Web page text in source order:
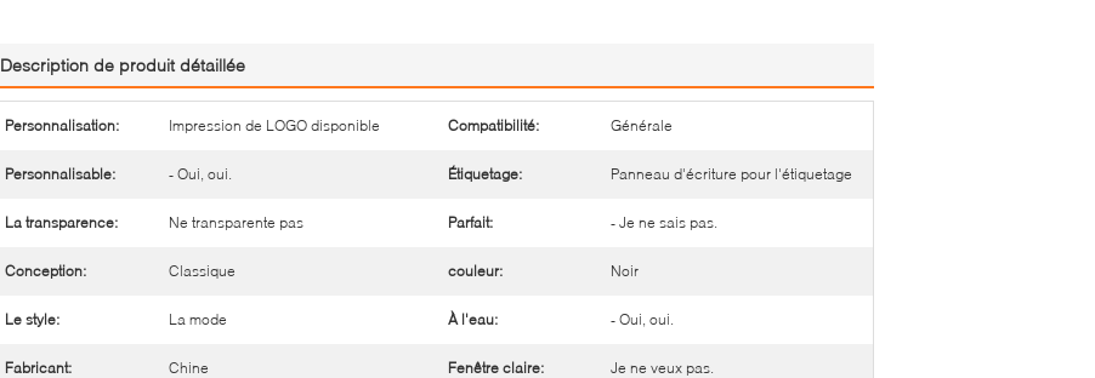
Description de produit détaillée
Personnalisation: Impression de LOGO disponible Compatibilité: Générale
Personnalisable: - Oui, oui. Étiquetage: Panneau d'écriture pour l'étiquetage
La transparence: Ne transparente pas Parfait: - Je ne sais pas.
Conception: Classique couleur: Noir
Le style: La mode À l'eau: - Oui, oui.
Fabricant: Chine Fenêtre claire: Je ne veux pas.